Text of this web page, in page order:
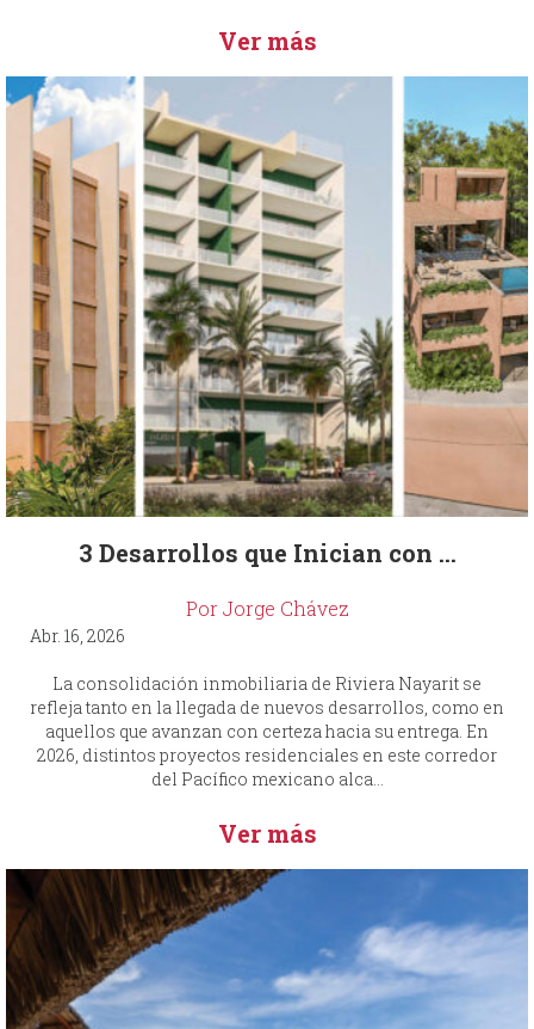
Ver más
3 Desarrollos que Inician con ...
Por Jorge Chávez
Abr. 16, 2026
La consolidación inmobiliaria de Riviera Nayarit se
refleja tanto en la llegada de nuevos desarrollos, como en
aquellos que avanzan con certeza hacia su entrega. En
2026, distintos proyectos residenciales en este corredor
del Pacífico mexicano alca...
Ver más